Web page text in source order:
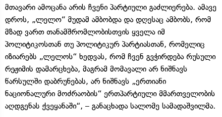
მთავარი ამოცანა არის ჩვენი პარტიული გაძლიერება. ამავე
დროს, „ლელო“ მუდამ ამბობდა და დღესაც ამბობს, რომ
მზად ვართ თანამშრომლობისთვის ყველა იმ
პოლიტიკოსთან თუ პოლიტიკურ პარტიასთან, რომელიც
იზიარებს „ლელოს“ ხედვას, რომ ჩვენ გვჭირდება რუსული
რეჟიმის დამარცხება, მაგრამ მომავალი არ ნიშნავს
წარსულში დაბრუნებას, არ ნიშნავს „ერთიანი
ნაციონალური მოძრაობის“ ერთპარტიული მმართველობის
აღდგენას ქვეყანაში“, – განაცხადა სალომე სამადაშვილმა.